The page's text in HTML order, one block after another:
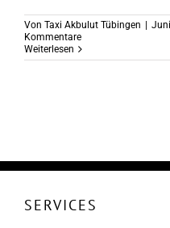
Von Taxi Akbulut Tübingen
Kommentare
Weiterlesen
SERVICES